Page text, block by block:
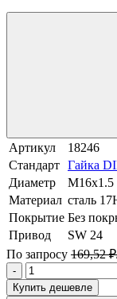
Артикул
18246
Стандарт Гайка
Диаметр
М16х1.5
Материал сталь
Покрытие Без
Привод
SW 24
По запросу 169,52
-
Купить дешевле